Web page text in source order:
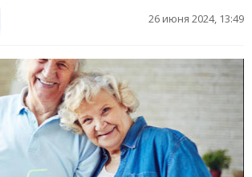
26 июня 2024, 13:49